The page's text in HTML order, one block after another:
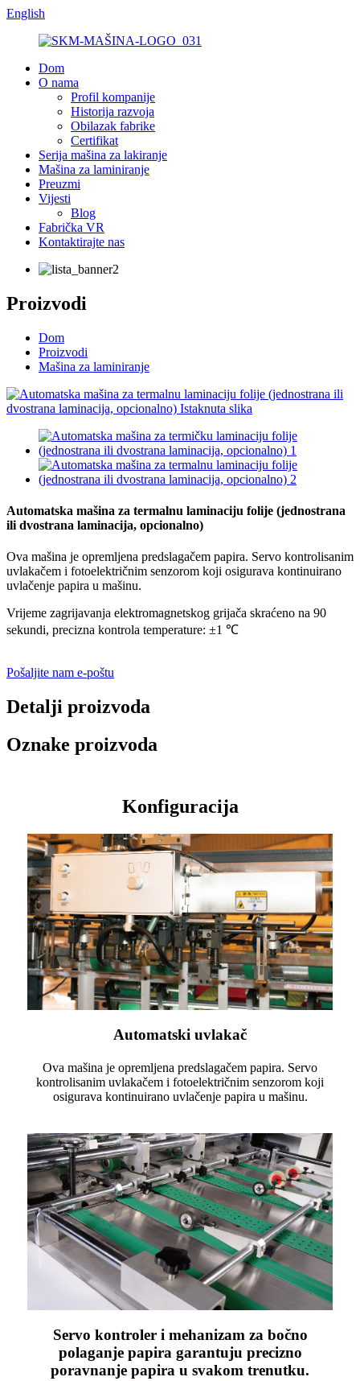
English
Dom
O nama
Profil kompanije
Historija razvoja
Obilazak fabrike
Certifikat
Serija mašina za lakiranje
Mašina za laminiranje
Preuzmi
Vijesti
Blog
Fabrička VR
Kontaktirajte nas
Proizvodi
Dom
Proizvodi
Mašina za laminiranje
Automatska mašina za termalnu laminaciju folije (jednostrana
ili dvostrana laminacija, opcionalno)
Ova mašina je opremljena predslagačem papira. Servo kontrolisanim
uvlakačem i fotoelektričnim senzorom koji osigurava kontinuirano
uvlačenje papira u mašinu.
Vrijeme zagrijavanja elektromagnetskog grijača skraćeno na 90
sekundi, precizna kontrola temperature: ±1 ℃
Pošaljite nam e-poštu
Detalji proizvoda
Oznake proizvoda
Konfiguracija
Automatski uvlakač
Ova mašina je opremljena predslagačem papira. Servo
kontrolisanim uvlakačem i fotoelektričnim senzorom koji
osigurava kontinuirano uvlačenje papira u mašinu.
Servo kontroler i mehanizam za bočno
polaganje papira garantuju precizno
poravnanje papira u svakom trenutku.